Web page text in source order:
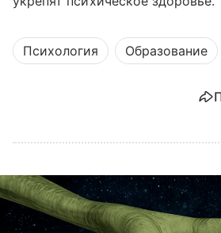
Психология Образование